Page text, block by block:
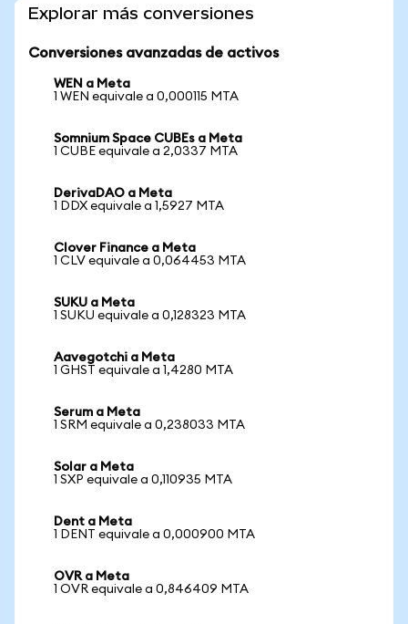
Explorar más conversiones
Conversiones avanzadas de activos
WEN a Meta
1 WEN equivale a 0,000115 MTA
Somnium Space CUBEs a Meta
1 CUBE equivale a 2,0337 MTA
DerivaDAO a Meta
1 DDX equivale a 1,5927 MTA
Clover Finance a Meta
1 CLV equivale a 0,064453 MTA
SUKU a Meta
1 SUKU equivale a 0,128323 MTA
Aavegotchi a Meta
1 GHST equivale a 1,4280 MTA
Serum a Meta
1 SRM equivale a 0,238033 MTA
Solar a Meta
1 SXP equivale a 0,110935 MTA
Dent a Meta
1 DENT equivale a 0,000900 MTA
OVR a Meta
1 OVR equivale a 0,846409 MTA